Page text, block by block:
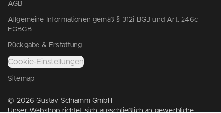
AGB
Allgemeine Informationen gemäß § 312i BGB und Art. 246c
EGBGB
Rückgabe & Erstattung
Cookie-Einstellungen
Sitemap
© 2026 Gustav Schramm GmbH
Unser Webshop richtet sich ausschließlich an gewerbliche